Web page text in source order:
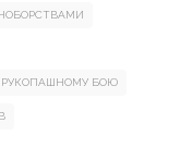
РУКОПАШНОМУ БОЮ